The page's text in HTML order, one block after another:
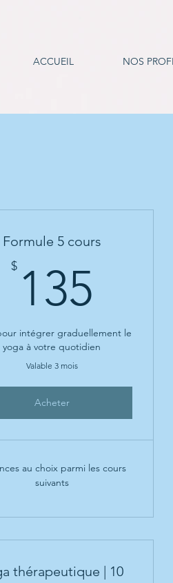
ACCUEIL NOS
Formule 5 cours
$ 135
intégrer graduellement le
yoga à votre quotidien
Valable 3 mois
Acheter
au choix parmi les cours
suivants
thérapeutique | 10